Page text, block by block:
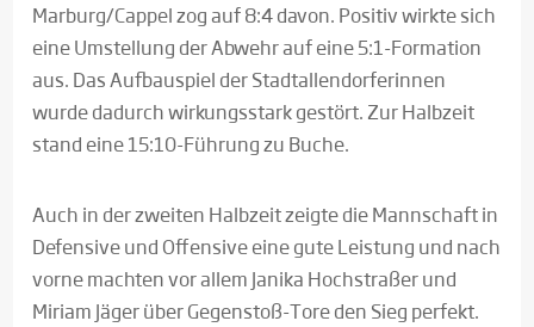
Marburg/Cappel zog auf 8:4 davon. Positiv wirkte sich
eine Umstellung der Abwehr auf eine 5:1-Formation
aus. Das Aufbauspiel der Stadtallendorferinnen
wurde dadurch wirkungsstark gestört. Zur Halbzeit
stand eine 15:10-Führung zu Buche.
Auch in der zweiten Halbzeit zeigte die Mannschaft in
Defensive und Offensive eine gute Leistung und nach
vorne machten vor allem Janika Hochstraßer und
Miriam Jäger über Gegenstoß-Tore den Sieg perfekt.